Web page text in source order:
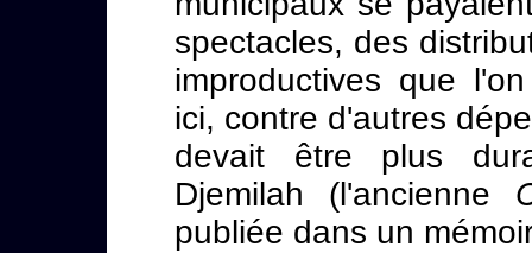
spectacles, des
improductives que
ici, contre d'autres
devait être plus
Djemilah (l'ancienne
publiée dans un